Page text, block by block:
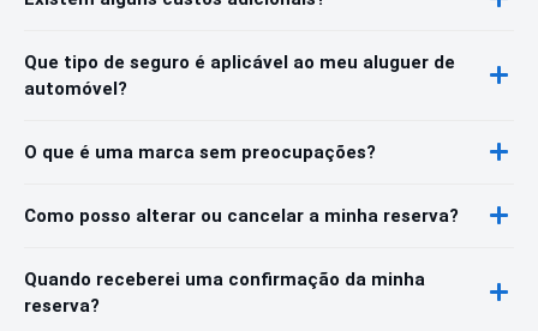
Que tipo de seguro é aplicável ao meu aluguer de
automóvel?
O que é uma marca sem preocupações?
Como posso alterar ou cancelar a minha reserva?
Quando receberei uma confirmação da minha
reserva?